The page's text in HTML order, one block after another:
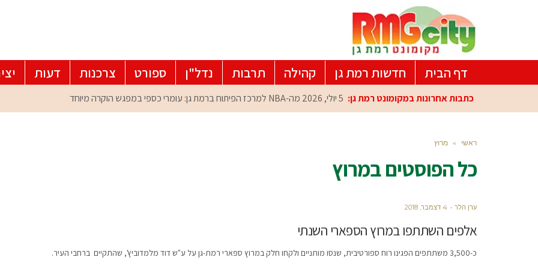
דף הבית חדשות רמת גן קהילה תרבות נדל"ן ספורט צרכנות דעות
כתבות אחרונות במקומונט רמת גן: 5 יולי, 2026 מה-NBA למרכז הפיתוח ברמת גן: עומרי כספי במפגש הוקרה מיוחד
ראשי » מרוץ
כל הפוסטים במרוץ
ערן הלר 4 דצמבר, 2018
אלפים השתתפו במרוץ הספארי השנתי
כ-3,500 משתתפים הפגינו רוח ספורטיבית, שנסו מותניים ולקחו חלק במרוץ ספארי רמת-גן על ע"ש דוד מלמדוביץ', שהתקיים ברחבי העיר.